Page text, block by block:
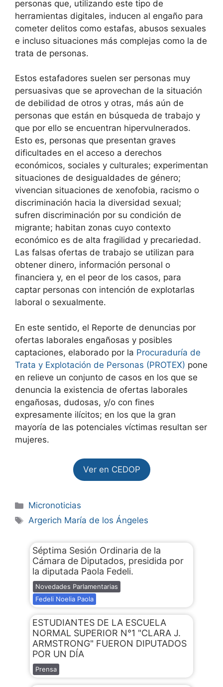
personas que, utilizando este tipo de
herramientas digitales, inducen al engaño para
cometer delitos como estafas, abusos sexuales
e incluso situaciones más complejas como la de
trata de personas.
Estos estafadores suelen ser personas muy
persuasivas que se aprovechan de la situación
de debilidad de otros y otras, más aún de
personas que están en búsqueda de trabajo y
que por ello se encuentran hipervulnerados.
Esto es, personas que presentan graves
dificultades en el acceso a derechos
económicos, sociales y culturales; experimentan
situaciones de desigualdades de género;
vivencian situaciones de xenofobia, racismo o
discriminación hacia la diversidad sexual;
sufren discriminación por su condición de
migrante; habitan zonas cuyo contexto
económico es de alta fragilidad y precariedad.
Las falsas ofertas de trabajo se utilizan para
obtener dinero, información personal o
financiera y, en el peor de los casos, para
captar personas con intención de explotarlas
laboral o sexualmente.
En este sentido, el Reporte de denuncias por
ofertas laborales engañosas y posibles
captaciones, elaborado por la Procuraduría de
Trata y Explotación de Personas (PROTEX) pone
en relieve un conjunto de casos en los que se
denuncia la existencia de ofertas laborales
engañosas, dudosas, y/o con fines
expresamente ilícitos; en los que la gran
mayoría de las potenciales víctimas resultan ser
mujeres.
Ver en CEDOP
Micronoticias
Argerich María de los Ángeles
Séptima Sesión Ordinaria de la
Cámara de Diputados, presidida por
la diputada Paola Fedeli.
Novedades Parlamentarias
Fedeli Noelia Paola
ESTUDIANTES DE LA ESCUELA
NORMAL SUPERIOR N°1 "CLARA J.
ARMSTRONG" FUERON DIPUTADOS
POR UN DÍA
Prensa